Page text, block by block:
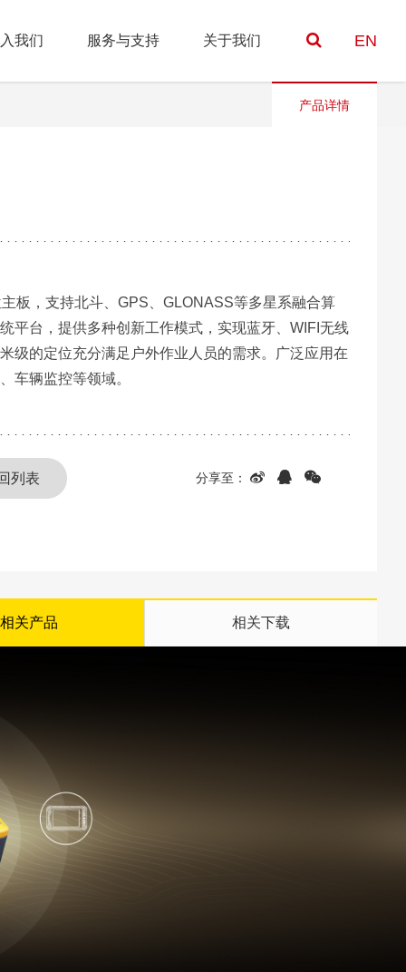
EN
我们 服务与支持 关于我们
产品详情
板，支持北斗、GPS、GLONASS等多星系融合算
平台，提供多种创新工作模式，实现蓝牙、WIFI无线
级的定位充分满足户外作业人员的需求。广泛应用在
车辆监控等领域。
列表
相关产品 相关下载